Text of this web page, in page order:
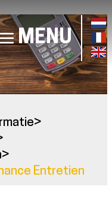
MENU
>
>
Entretien